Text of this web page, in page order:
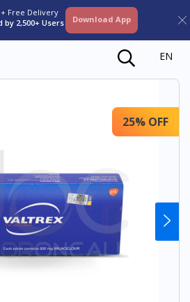
Free Delivery
by 2,500+ Users Download App
EN
25% OFF